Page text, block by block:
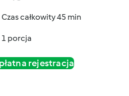
Czas całkowity 45 min
1 porcja
rejestracja